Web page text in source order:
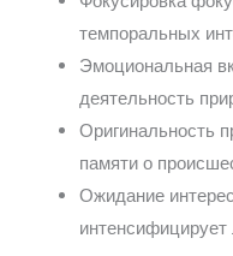
темпоральных
Эмоциональная
деятельность
Оригинальность
памяти о
Ожидание